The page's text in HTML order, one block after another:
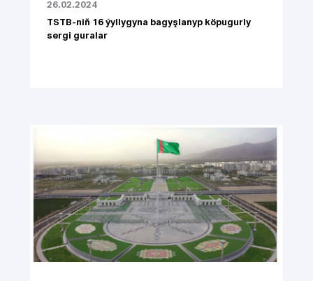
26.02.2024
TSTB-niň 16 ýyllygyna bagyşlanyp köpugurly
sergi guralar